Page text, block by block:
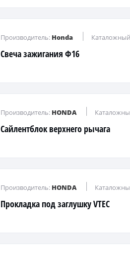
Свеча зажигания Ф16
Производитель: Honda
Сайлентблок верхнего рычага
Производитель: HONDA
Прокладка под заглушку VTEC
Производитель: HONDA